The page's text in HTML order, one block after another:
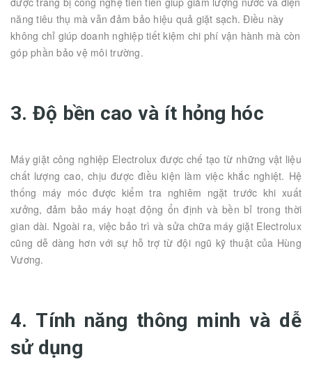
năng tiêu thụ mà vẫn đảm bảo hiệu quả giặt sạch. Điều này
không chỉ giúp doanh nghiệp tiết kiệm chi phí vận hành mà còn
góp phần bảo vệ môi trường.
3. Độ bền cao và ít hỏng hóc
Máy giặt công nghiệp Electrolux được chế tạo từ những vật liệu
chất lượng cao, chịu được điều kiện làm việc khắc nghiệt. Hệ
thống máy móc được kiểm tra nghiêm ngặt trước khi xuất
xưởng, đảm bảo máy hoạt động ổn định và bền bỉ trong thời
gian dài. Ngoài ra, việc bảo trì và sửa chữa máy giặt Electrolux
cũng dễ dàng hơn với sự hỗ trợ từ đội ngũ kỹ thuật của Hùng
Vương.
4. Tính năng thông minh và dễ
sử dụng